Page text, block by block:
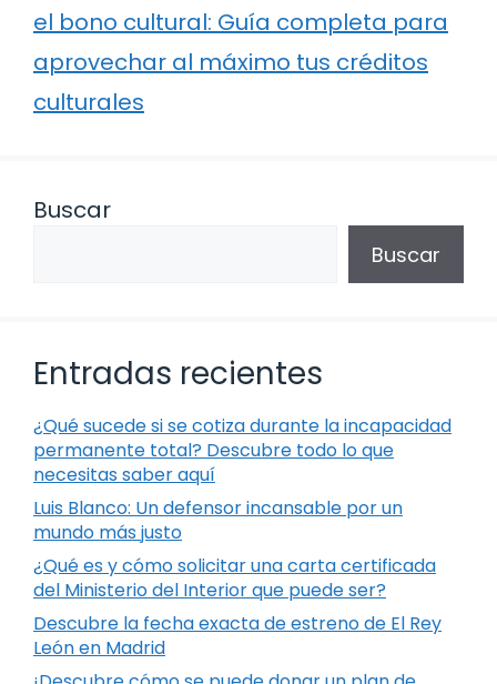
el bono cultural: Guía completa para
aprovechar al máximo tus créditos
culturales
Buscar
Buscar
Entradas recientes
¿Qué sucede si se cotiza durante la incapacidad
permanente total? Descubre todo lo que
necesitas saber aquí
Luis Blanco: Un defensor incansable por un
mundo más justo
¿Qué es y cómo solicitar una carta certificada
del Ministerio del Interior que puede ser?
Descubre la fecha exacta de estreno de El Rey
León en Madrid